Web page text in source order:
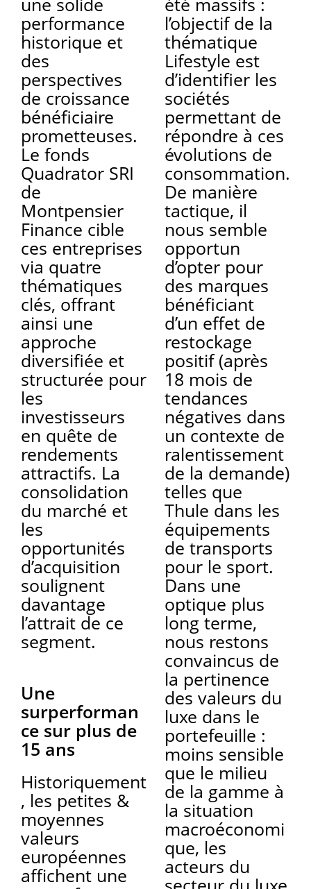
performance
historique et
des
perspectives
de croissance
bénéficiaire
prometteuses.
Le fonds
Quadrator SRI
de
Montpensier
Finance cible
ces entreprises
via quatre
thématiques
clés, offrant
ainsi une
approche
diversifiée et
structurée pour
les
investisseurs
en quête de
rendements
attractifs. La
consolidation
du marché et
les
opportunités
d’acquisition
soulignent
davantage
l’attrait de ce
segment.
Une
surperforman
ce sur plus de
15 ans
Historiquement
, les petites &
moyennes
valeurs
européennes
affichent une
l’objectif de la
thématique
Lifestyle est
d’identifier les
sociétés
permettant de
répondre à ces
évolutions de
consommation.
De manière
tactique, il
nous semble
opportun
d’opter pour
des marques
bénéficiant
d’un effet de
restockage
positif (après
18 mois de
tendances
négatives dans
un contexte de
ralentissement
de la demande)
telles que
Thule dans les
équipements
de transports
pour le sport.
Dans une
optique plus
long terme,
nous restons
convaincus de
la pertinence
des valeurs du
luxe dans le
portefeuille :
moins sensible
que le milieu
de la gamme à
la situation
macroéconomi
que, les
acteurs du